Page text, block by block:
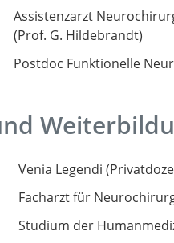
Assistenzarzt
(Prof. G. Hildebrandt)
Postdoc Funktionelle
Venia Legendi
Facharzt für
Studium der